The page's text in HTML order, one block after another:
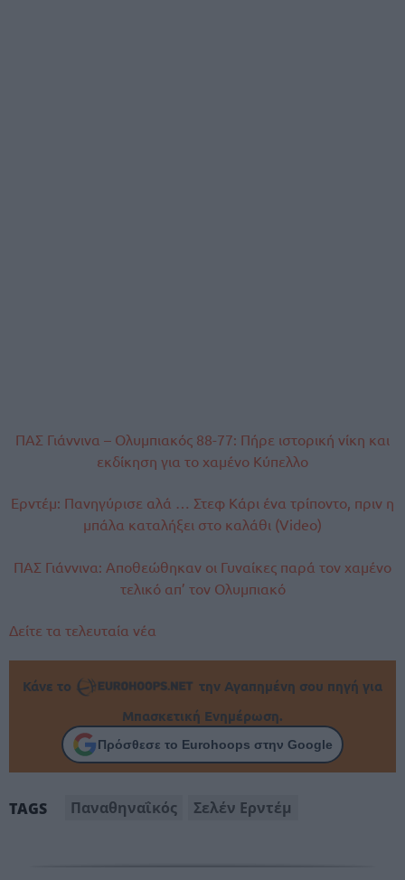
ΠΑΣ Γιάννινα – Ολυμπιακός 88-77: Πήρε ιστορική νίκη και
εκδίκηση για το χαμένο Κύπελλο
Ερντέμ: Πανηγύρισε αλά … Στεφ Κάρι ένα τρίποντο, πριν η
μπάλα καταλήξει στο καλάθι (Video)
ΠΑΣ Γιάννινα: Αποθεώθηκαν οι Γυναίκες παρά τον χαμένο
τελικό απ’ τον Ολυμπιακό
Δείτε τα τελευταία νέα
Κάνε το
την Αγαπημένη σου πηγή για
Μπασκετική Ενημέρωση.
Πρόσθεσε το Eurohoops στην Google
TAGS Παναθηναΐκός Σελέν Ερντέμ